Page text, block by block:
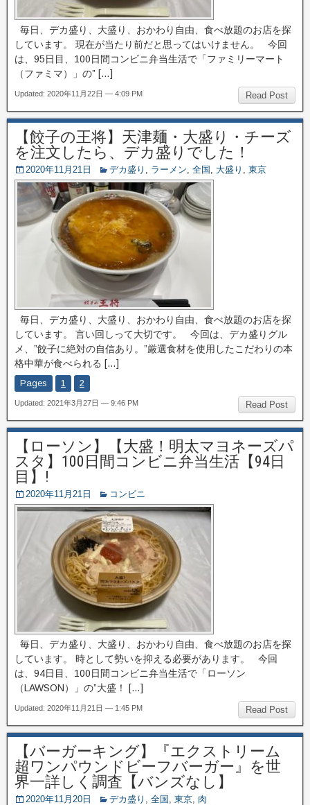
毎日、デカ盛り、大盛り、おかわり自由、食べ放題のお店を探
しています。 現在が当たり前だと思ってはいけません。 今回
は、95日目、100日間コンビニ弁当生活で「ファミリーマート
（ファミマ）」の” […]
Read Post
Updated: 2020年11月22日 — 4:09 PM
【餃子の王将】天津麺・大盛り・チーズ
を注文したら、デカ盛りでした！
2020年11月21日 デカ盛り , ラーメン, 全国 , 大盛り , 東京
毎日、デカ盛り、大盛り、おかわり自由、食べ放題のお店を探
しています。 言い回しって大切です。 今回は、デカ盛りグル
メ、”餃子に絶対の自信あり。”厳選食材を使用したこだわりの本
格中華が食べられる […]
Pages 1 2
Read Post
Updated: 2021年3月27日 — 9:46 PM
【ローソン】【大盛！明太マヨネーズパ
スタ】100日間コンビニ弁当生活【94日
目】!
2020年11月21日 コンビニ
毎日、デカ盛り、大盛り、おかわり自由、食べ放題のお店を探
しています。 時として勢いを抑える必要があります。 今回
は、94日目、100日間コンビニ弁当生活で「ローソン
（LAWSON）」の”大盛！ […]
Read Post
Updated: 2020年11月21日 — 1:45 PM
【バーガーキング】『エクストリーム
超ワンパウンドビーフバーガー』を世
界一詳しく調査【バンズなし】
2020年11月20日 デカ盛り , 全国 , 東京, 肉